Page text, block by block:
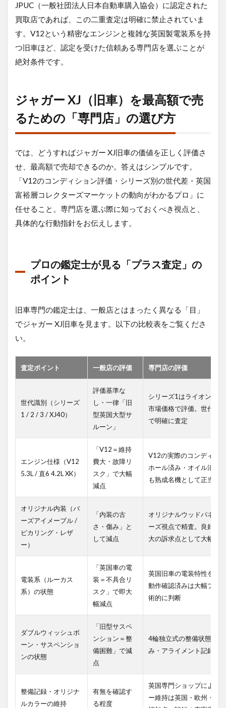
JPUC（一般社団法人日本自動車購入協会）に認定された
買取店であれば、この二重査定は明確に禁止されていま
す。V12という精密なエンジンと複雑な英国製電装系を持
つ旧車ほど、認定を受けた信頼ある専門店を選ぶことが
絶対条件です。
ジャガー XJ（旧車）を最高額で売
るための「専門店」の選び方
では、どうすればジャガー XJ旧車の価値を正しく評価さ
せ、最高額で売却できるのか。答えはシンプルです。
「V12のコンディション評価・シリーズ別の世代差・英国
富裕層コレクターズマーケットの動向がわかるプロ」に
任せること。専門店を選ぶ際に知っておくべき視点と、
具体的な行動指針をお伝えします。
プロの鑑定士が見る「プラス査定」の
ポイント
旧車専門の鑑定士は、一般店とはまったく異なる「目」
でジャガー XJ旧車を見ます。以下の比較表をご覧くださ
い。
査定ポイント 一般店の評価 専門店の評価
世代識別（シリーズ
1 / 2 / 3 / XJ40）
評価基準な
し・一律「旧
型英国大型サ
ルーン」
シリーズ1はライオンズ
市場価格で評価。世代ご
で明確に査定
エンジン仕様（V12
5.3L / 直6 4.2L XK）
「V12＝維持
費大・故障リ
スク」で大幅
減点
V12の実際のコンディシ
ホール済み・オイル消費
も熟成名機として正当評
オリジナル内装（バ
ーズアイメープル /
ピカリング・レザ
ー）
「内装の古
さ・傷み」と
して減点
オリジナルウッドパネル
ーズ視点で精査。良好な
大の訴求点として大幅加
電装系（ルーカス
系）の状態
「英国車の電
装＝不具合リ
スク」で即大
幅減点
英国旧車の電装特性を熟
動作確認済みは大幅プラ
術的に判断
ダブルウィッシュボ
ーン・サスペンショ
ンの状態
「旧型サスペ
ンション＝整
備困難」で減
点
4輪独立式の整備状態を
み・アライメント記録あ
整備記録・オリジナ
ルカラーの維持
有無を確認す
る程度
英国専門ショップによる
ー維持は英国・欧州・中